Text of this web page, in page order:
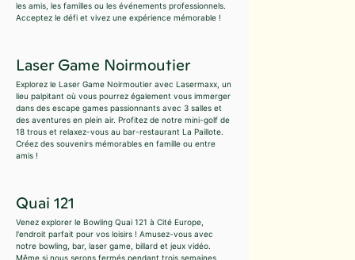
les amis, les familles ou les événements professionnels.
Acceptez le défi et vivez une expérience mémorable !
Laser Game Noirmoutier
Explorez le Laser Game Noirmoutier avec Lasermaxx, un
lieu palpitant où vous pourrez également vous immerger
dans des escape games passionnants avec 3 salles et
des aventures en plein air. Profitez de notre mini-golf de
18 trous et relaxez-vous au bar-restaurant La Paillote.
Créez des souvenirs mémorables en famille ou entre
amis !
Quai 121
Venez explorer le Bowling Quai 121 à Cité Europe,
l'endroit parfait pour vos loisirs ! Amusez-vous avec
notre bowling, bar, laser game, billard et jeux vidéo.
Même si nous serons fermés pendant trois semaines,